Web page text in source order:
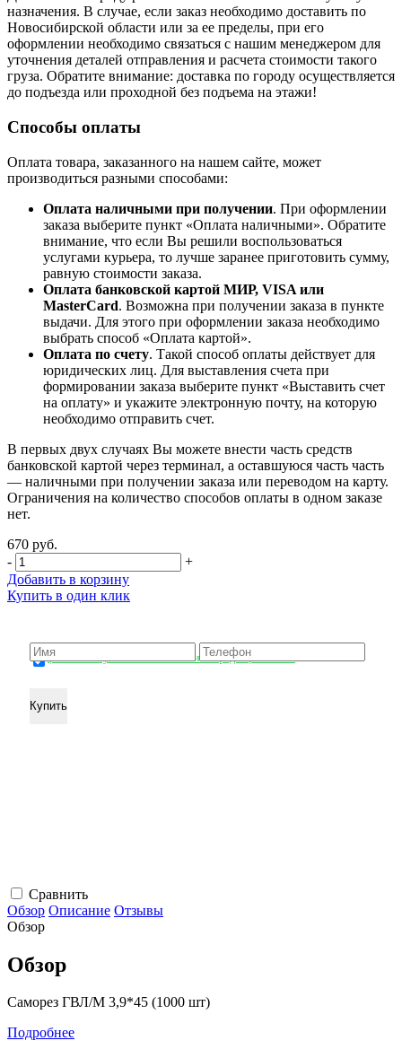
назначения. В случае, если заказ необходимо доставить по
Новосибирской области или за ее пределы, при его
оформлении необходимо связаться с нашим менеджером для
уточнения деталей отправления и расчета стоимости такого
груза. Обратите внимание: доставка по городу осуществляется
до подъезда или проходной без подъема на этажи!
Способы оплаты
Оплата товара, заказанного на нашем сайте, может
производиться разными способами:
Оплата наличными при получении. При оформлении
заказа выберите пункт «Оплата наличными». Обратите
внимание, что если Вы решили воспользоваться
услугами курьера, то лучше заранее приготовить сумму,
равную стоимости заказа.
Оплата банковской картой МИР, VISA или
MasterCard. Возможна при получении заказа в пункте
выдачи. Для этого при оформлении заказа необходимо
выбрать способ «Оплата картой».
Оплата по счету. Такой способ оплаты действует для
юридических лиц. Для выставления счета при
формировании заказа выберите пункт «Выставить счет
на оплату» и укажите электронную почту, на которую
необходимо отправить счет.
В первых двух случаях Вы можете внести часть средств
банковской картой через терминал, а оставшуюся часть часть
— наличными при получении заказа или переводом на карту.
Ограничения на количество способов оплаты в одном заказе
нет.
670 руб.
-
+
Добавить в корзину
Купить в один клик
џ согласен с условиЯми политики конфиденциальности
Сравнить
Обзор Описание Отзывы
Обзор
Обзор
Саморез ГВЛ/М 3,9*45 (1000 шт)
Подробнее